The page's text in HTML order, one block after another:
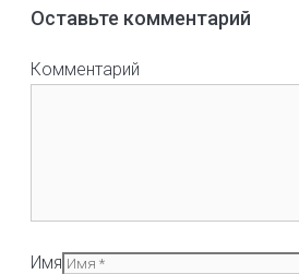
Оставьте комментарий
Комментарий
Имя